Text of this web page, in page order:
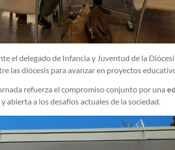
el delegado de Infancia y Juventud de la
las diócesis para avanzar en proyectos
refuerza el compromiso conjunto por una
abierta a los desafíos actuales de la sociedad.